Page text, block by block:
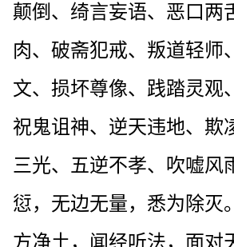
颠倒、绮言妄语、恶口两
肉、破斋犯戒、叛道轻师
文、损坏尊像、践踏灵观
祝鬼诅神、逆天违地、欺
三光、五逆不孝、吹嘘风
愆，无边无量，悉为除灭
方净土，闻经听法，面对